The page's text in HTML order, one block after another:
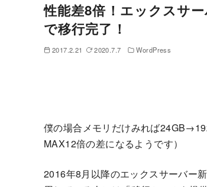
性能差8倍！エックスサ
で移行完了！
2017.2.21 2020.7.7 WordPress
僕の場合メモリだけみれば
MAX12倍の差になるようです）
2016年8月以降のエックスサーバー